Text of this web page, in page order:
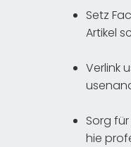
Setz
Artikel
Verlink
Sorg
hie